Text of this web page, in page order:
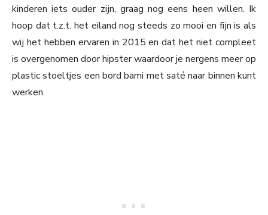
kinderen iets ouder zijn, graag nog eens heen willen. Ik
hoop dat t.z.t. het eiland nog steeds zo mooi en fijn is als
wij het hebben ervaren in 2015 en dat het niet compleet
is overgenomen door hipster waardoor je nergens meer op
plastic stoeltjes een bord bami met saté naar binnen kunt
werken.